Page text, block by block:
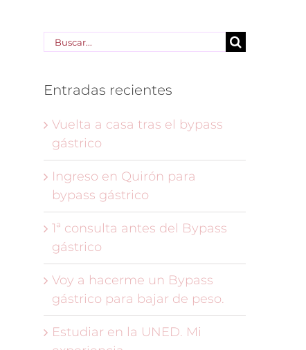
Buscar:
Entradas recientes
Vuelta a casa tras el bypass
gástrico
Ingreso en Quirón para
bypass gástrico
1ª consulta antes del Bypass
gástrico
Voy a hacerme un Bypass
gástrico para bajar de peso.
Estudiar en la UNED. Mi